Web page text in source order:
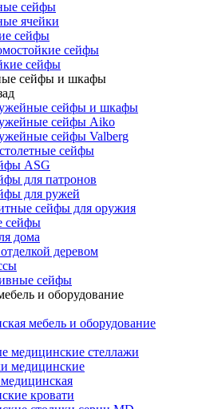
сейфы
ячейки
сейфы
сейфы
сейфы
сейфы и шкафы
сейфы и шкафы
сейфы Aiko
сейфы Valberg
сейфы
ASG
для патронов
для ружей
сейфы для оружия
сейфы
дома
деревом
сейфы
и оборудование
мебель и оборудование
медицинские стеллажи
медицинские
кровати